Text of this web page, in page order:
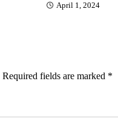
April 1, 2024
Required fields are marked *